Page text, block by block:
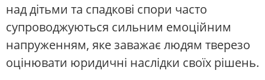
над дітьми та спадкові спори часто
супроводжуються сильним емоційним
напруженням, яке заважає людям тверезо
оцінювати юридичні наслідки своїх рішень.